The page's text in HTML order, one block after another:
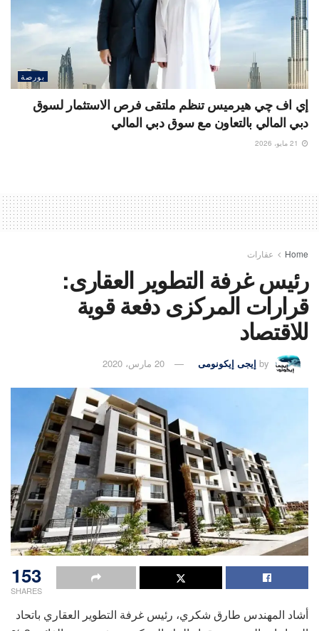
بورصة
إي اف چي هيرميس تنظم ملتقى فرص الاستثمار لسوق
دبي المالي بالتعاون مع سوق دبي المالي
Home عقارات
رئيس غرفة التطوير العقارى:
قرارات المركزى دفعة قوية
للاقتصاد
by إيجى إيكونومى 20 مارس، 2020
153
SHARES
أشاد المهندس طارق شكري، رئيس غرفة التطوير العقاري باتحاد